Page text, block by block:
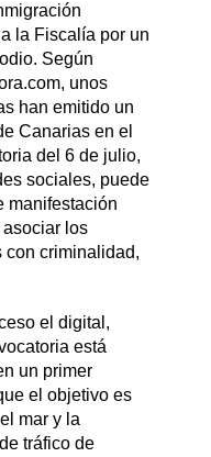
la Fiscalía por un
Según
unos
han emitido un
Canarias en el
del 6 de julio,
sociales, puede
manifestación
los
con criminalidad,
el digital,
está
un primer
el objetivo es
mar y la
tráfico de